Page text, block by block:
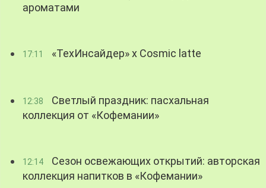
ароматами
17:11 «ТехИнсайдер» х Cosmic latte
12:38
Светлый праздник: пасхальная
коллекция от «Кофемании»
12:14
Сезон освежающих открытий: авторская
коллекция напитков в «Кофемании»